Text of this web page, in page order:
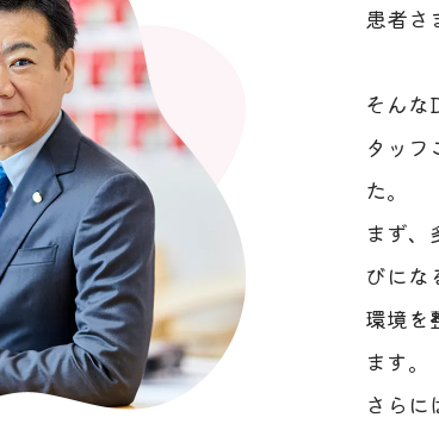
患者さ
そんな
タッ
た。
まず
びにな
環境を
ます。
さら